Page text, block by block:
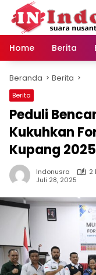
Langsung
konten
Home
Berita
Beranda Berita
Berita
Peduli
Kukuhkan
Kupang
Indonusra
2
Juli 28, 2025